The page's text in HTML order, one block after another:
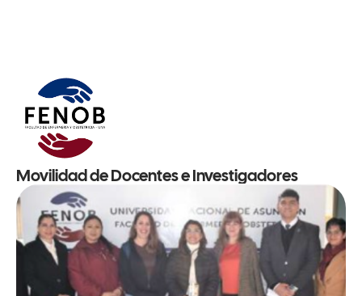
Movilidad de Docentes e Investigadores